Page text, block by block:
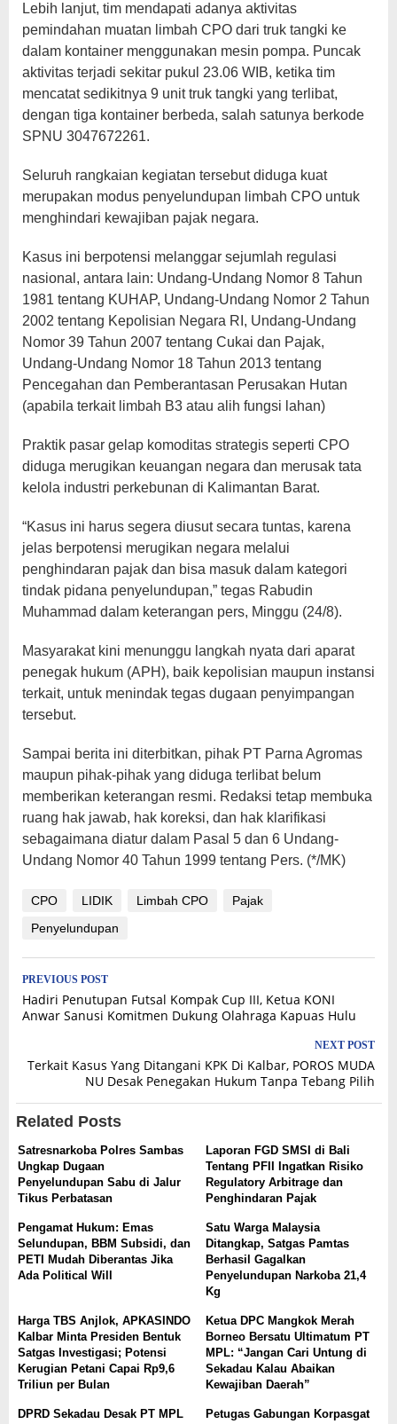
Lebih lanjut, tim mendapati adanya aktivitas
pemindahan muatan limbah CPO dari truk tangki ke
dalam kontainer menggunakan mesin pompa. Puncak
aktivitas terjadi sekitar pukul 23.06 WIB, ketika tim
mencatat sedikitnya 9 unit truk tangki yang terlibat,
dengan tiga kontainer berbeda, salah satunya berkode
SPNU 3047672261.
Seluruh rangkaian kegiatan tersebut diduga kuat
merupakan modus penyelundupan limbah CPO untuk
menghindari kewajiban pajak negara.
Kasus ini berpotensi melanggar sejumlah regulasi
nasional, antara lain: Undang-Undang Nomor 8 Tahun
1981 tentang KUHAP, Undang-Undang Nomor 2 Tahun
2002 tentang Kepolisian Negara RI, Undang-Undang
Nomor 39 Tahun 2007 tentang Cukai dan Pajak,
Undang-Undang Nomor 18 Tahun 2013 tentang
Pencegahan dan Pemberantasan Perusakan Hutan
(apabila terkait limbah B3 atau alih fungsi lahan)
Praktik pasar gelap komoditas strategis seperti CPO
diduga merugikan keuangan negara dan merusak tata
kelola industri perkebunan di Kalimantan Barat.
“Kasus ini harus segera diusut secara tuntas, karena
jelas berpotensi merugikan negara melalui
penghindaran pajak dan bisa masuk dalam kategori
tindak pidana penyelundupan,” tegas Rabudin
Muhammad dalam keterangan pers, Minggu (24/8).
Masyarakat kini menunggu langkah nyata dari aparat
penegak hukum (APH), baik kepolisian maupun instansi
terkait, untuk menindak tegas dugaan penyimpangan
tersebut.
Sampai berita ini diterbitkan, pihak PT Parna Agromas
maupun pihak-pihak yang diduga terlibat belum
memberikan keterangan resmi. Redaksi tetap membuka
ruang hak jawab, hak koreksi, dan hak klarifikasi
sebagaimana diatur dalam Pasal 5 dan 6 Undang-
Undang Nomor 40 Tahun 1999 tentang Pers. (*/MK)
CPO LIDIK Limbah CPO
Pajak
Penyelundupan
Post
navigation
PREVIOUS POST
Hadiri Penutupan Futsal Kompak Cup III, Ketua KONI
Anwar Sanusi Komitmen Dukung Olahraga Kapuas Hulu
NEXT POST
Terkait Kasus Yang Ditangani KPK Di Kalbar, POROS MUDA
NU Desak Penegakan Hukum Tanpa Tebang Pilih
Related Posts
Satresnarkoba Polres Sambas
Ungkap Dugaan
Penyelundupan Sabu di Jalur
Tikus Perbatasan
Laporan FGD SMSI di Bali
Tentang PFII Ingatkan Risiko
Regulatory Arbitrage dan
Penghindaran Pajak
Pengamat Hukum: Emas
Selundupan, BBM Subsidi, dan
PETI Mudah Diberantas Jika
Ada Political Will
Satu Warga Malaysia
Ditangkap, Satgas Pamtas
Berhasil Gagalkan
Penyelundupan Narkoba 21,4
Kg
Harga TBS Anjlok, APKASINDO
Kalbar Minta Presiden Bentuk
Satgas Investigasi; Potensi
Kerugian Petani Capai Rp9,6
Triliun per Bulan
Ketua DPC Mangkok Merah
Borneo Bersatu Ultimatum PT
MPL: “Jangan Cari Untung di
Sekadau Kalau Abaikan
Kewajiban Daerah”
DPRD Sekadau Desak PT MPL
Petugas Gabungan Korpasgat